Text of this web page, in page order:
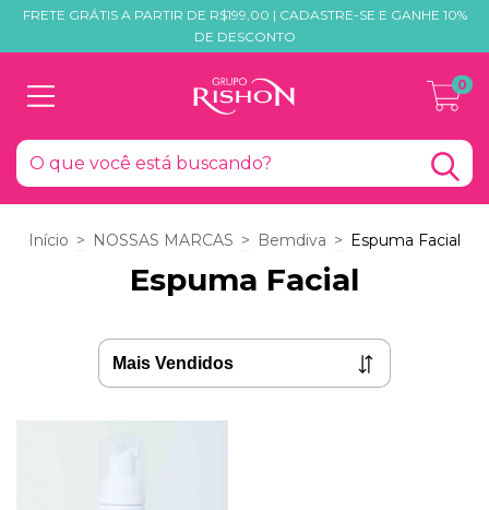
FRETE GRÁTIS A PARTIR DE R$199,00 | CADASTRE-SE E GANHE 10%
DE DESCONTO
0
Início > NOSSAS MARCAS > Bemdiva > Espuma Facial
Espuma Facial